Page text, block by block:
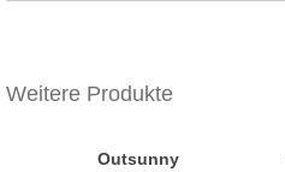
Weitere Produkte
Outsunny